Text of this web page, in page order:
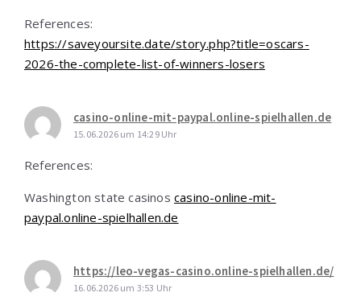
References:
https://saveyoursite.date/story.php?title=oscars-
2026-the-complete-list-of-winners-losers
casino-online-mit-paypal.online-spielhallen.de
15.06.2026 um 14:29 Uhr
References:
Washington state casinos casino-online-mit-
paypal.online-spielhallen.de
https://leo-vegas-casino.online-spielhallen.de/
16.06.2026 um 3:53 Uhr